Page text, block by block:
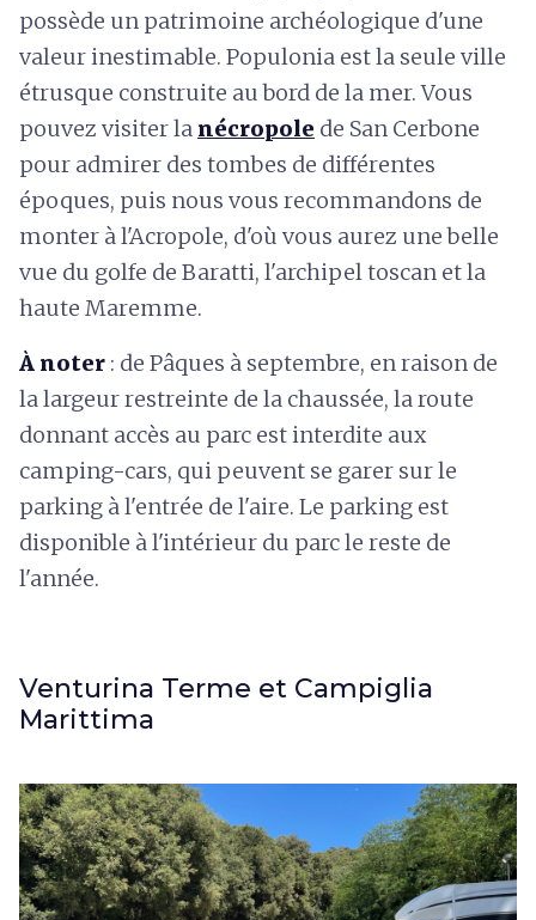
possède un patrimoine archéologique d'une
valeur inestimable. Populonia est la seule ville
étrusque construite au bord de la mer. Vous
pouvez visiter la nécropole de San Cerbone
pour admirer des tombes de différentes
époques, puis nous vous recommandons de
monter à l'Acropole, d'où vous aurez une belle
vue du golfe de Baratti, l'archipel toscan et la
haute Maremme.
À noter : de Pâques à septembre, en raison de
la largeur restreinte de la chaussée, la route
donnant accès au parc est interdite aux
camping-cars, qui peuvent se garer sur le
parking à l'entrée de l'aire. Le parking est
disponible à l'intérieur du parc le reste de
l'année.
Venturina Terme et Campiglia
Marittima